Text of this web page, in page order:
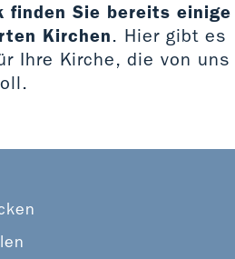
finden Sie bereits einige
Kirchen. Hier gibt es
Ihre Kirche, die von uns